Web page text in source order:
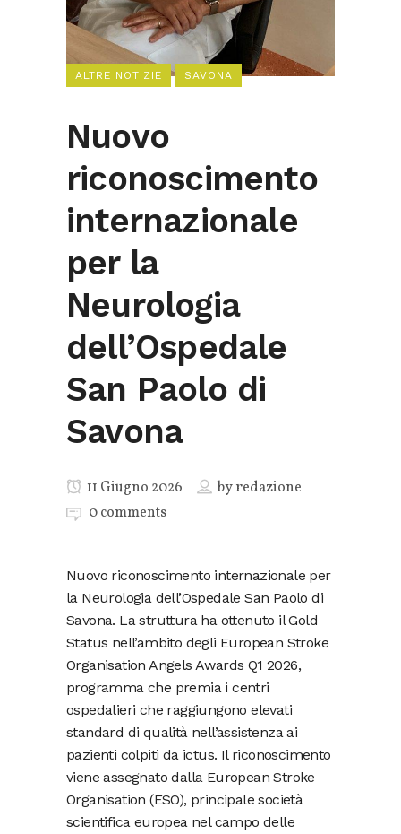
ALTRE NOTIZIE SAVONA
Nuovo
riconoscimento
internazionale
per la
Neurologia
dell’Ospedale
San Paolo di
Savona
11 Giugno 2026 byredazione
0 comments
Nuovo riconoscimento internazionale per
la Neurologia dell’Ospedale San Paolo di
Savona. La struttura ha ottenuto il Gold
Status nell’ambito degli European Stroke
Organisation Angels Awards Q1 2026,
programma che premia i centri
ospedalieri che raggiungono elevati
standard di qualità nell’assistenza ai
pazienti colpiti da ictus. Il riconoscimento
viene assegnato dalla European Stroke
Organisation (ESO), principale società
scientifica europea nel campo delle